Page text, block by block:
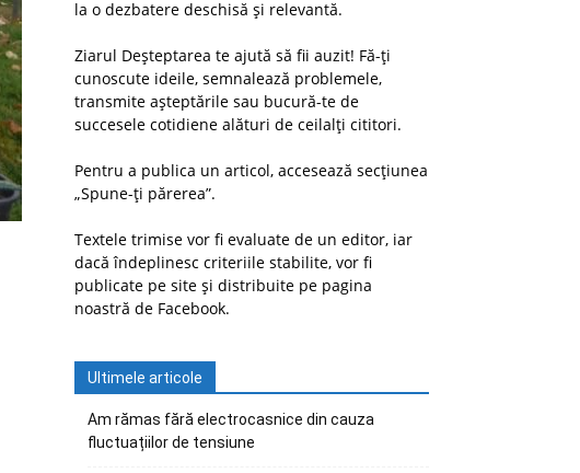
la o dezbatere deschisă și relevantă.
Ziarul Deșteptarea te ajută să fii auzit! Fă-ți
cunoscute ideile, semnalează problemele,
transmite așteptările sau bucură-te de
succesele cotidiene alături de ceilalți cititori.
Pentru a publica un articol, accesează secțiunea
„Spune-ți părerea”.
Textele trimise vor fi evaluate de un editor, iar
dacă îndeplinesc criteriile stabilite, vor fi
publicate pe site și distribuite pe pagina
noastră de Facebook.
Ultimele articole
Am rămas fără electrocasnice din cauza
fluctuațiilor de tensiune